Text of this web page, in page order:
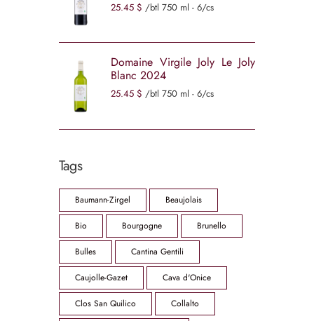
25 45 $ /btl 750 ml - 6/cs
Domaine Virgile Joly Le Joly
Blanc 2024
25 45 $ /btl 750 ml - 6/cs
Tags
Baumann-Zirgel Beaujolais
Bio Bourgogne Brunello
Bulles Cantina Gentili
Caujolle-Gazet Cava d'Onice
Clos San Quilico Collalto